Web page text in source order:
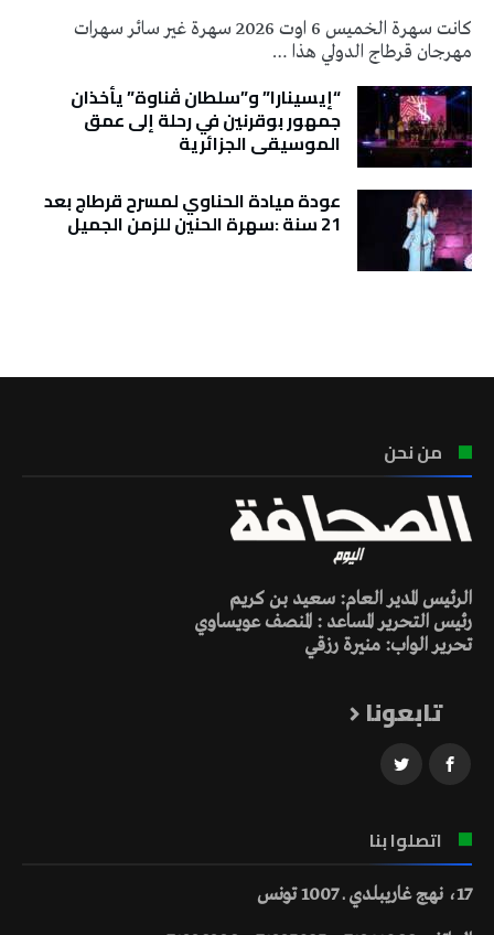
كانت سهرة الخميس 6 اوت 2026 سهرة غير سائر سهرات
مهرجان قرطاج الدولي هذا …
“إيسينارا” و”سلطان ڤناوة” يأخذان
جمهور بوقرنين في رحلة إلى عمق
الموسيقى الجزائرية
عودة ميادة الحناوي لمسرح قرطاج بعد
21 سنة :سهرة الحنين للزمن الجميل
من نحن
الرئيس المدير العام: سعيد بن كريم
رئيس التحرير المساعد : المنصف عويساوي
تحرير الواب: منيرة رزقي
تابعونا
اتصلوا بنا
17، نهج غاريبلدي ـ 1007 تونس